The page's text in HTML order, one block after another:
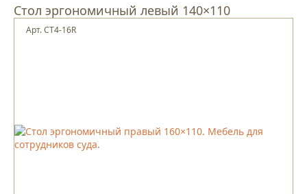
Стол эргономичный левый 140×110
Арт. СТ4-16R